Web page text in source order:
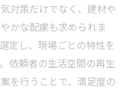
対策だけでなく、建材や
かな配慮も求められま
定し、現場ごとの特性を
依頼者の生活空間の再生
を行うことで、満足度の